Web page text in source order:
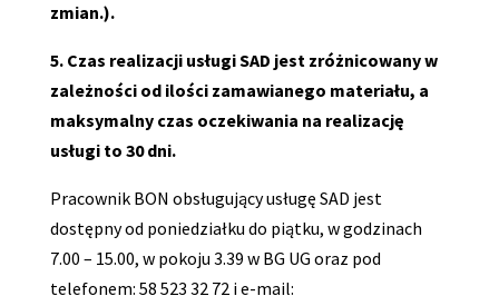
zmian.).
5. Czas realizacji usługiSAD jest zróżnicowany w
zależności od ilości zamawianego materiału, a
maksymalny czas oczekiwania na realizację
usługi to 30 dni.
Pracownik BON obsługujący usługę SAD jest
dostępny od poniedziałku do piątku, w godzinach
7.00 – 15.00, w pokoju 3.39 w BG UG oraz pod
telefonem: 58 523 32 72 i e-mail: